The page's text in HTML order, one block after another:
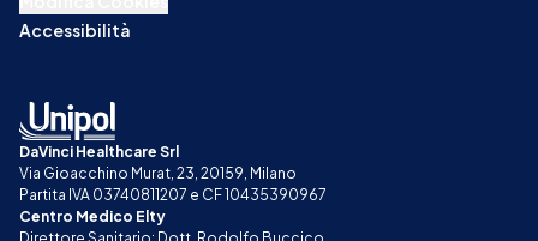
Accessibilità
DaVinci Healthcare Srl
Via Gioacchino Murat, 23, 20159, Milano
Partita IVA 03740811207 e CF 10435390967
Centro Medico Elty